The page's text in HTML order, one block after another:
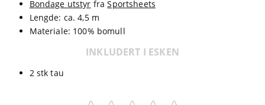
Bondage utstyr fraSportsheets
Lengde: ca. 4,5 m
Materiale: 100% bomull
INKLUDERT I ESKEN
2 stk tau